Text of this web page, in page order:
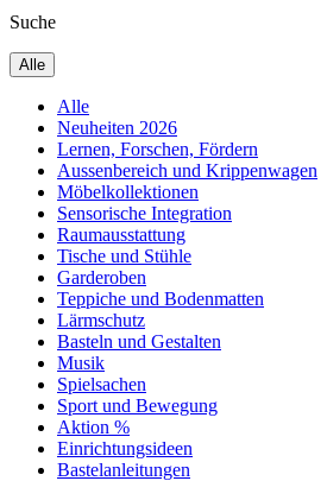
Suche
Alle
Alle
Neuheiten 2026
Lernen, Forschen, Fördern
Aussenbereich und Krippenwagen
Möbelkollektionen
Sensorische Integration
Raumausstattung
Tische und Stühle
Garderoben
Teppiche und Bodenmatten
Lärmschutz
Basteln und Gestalten
Musik
Spielsachen
Sport und Bewegung
Aktion %
Einrichtungsideen
Bastelanleitungen